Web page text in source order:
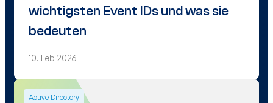
wichtigsten Event IDs und was sie
bedeuten
10. Feb 2026
Active Directory